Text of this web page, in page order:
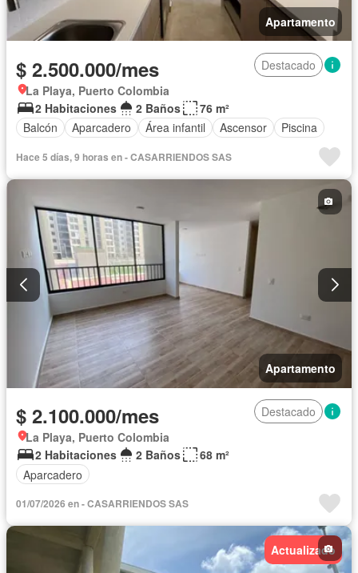
Apartamento
$ 2.500.000/mes
Destacado
La Playa, Puerto Colombia
2 Habitaciones
2 Baños
76 m²
Balcón
Aparcadero Área infantil Ascensor Piscina
Hace 5 días, 9 horas en - CASARRIENDOS SAS
Apartamento
$ 2.100.000/mes
Destacado
La Playa, Puerto Colombia
2 Habitaciones
2 Baños
68 m²
Aparcadero
01/07/2026 en - CASARRIENDOS SAS
Actualizado